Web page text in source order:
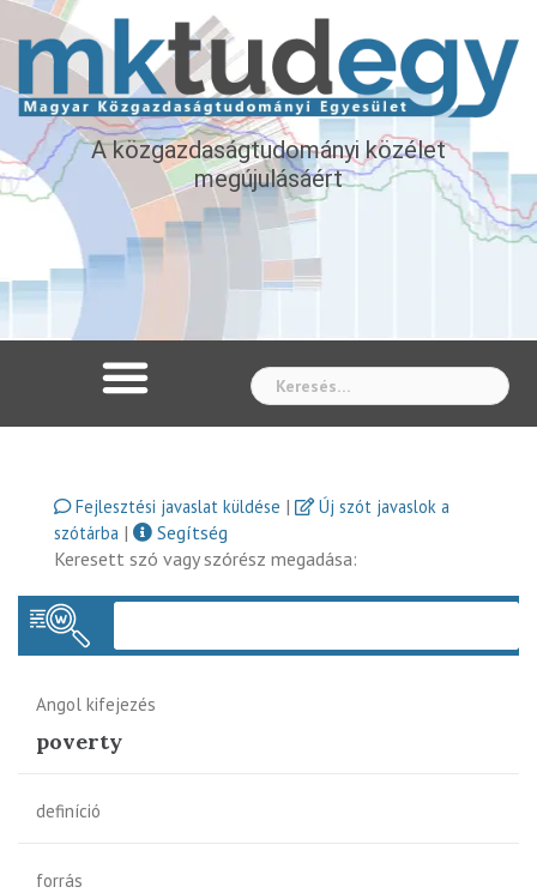
A közgazdaságtudományi közélet
megújulásáért
Fejlesztési javaslat küldése |
Új szót javaslok a
szótárba |
Segítség
Keresett szó vagy szórész megadása:
Angol kifejezés
poverty
definíció
forrás